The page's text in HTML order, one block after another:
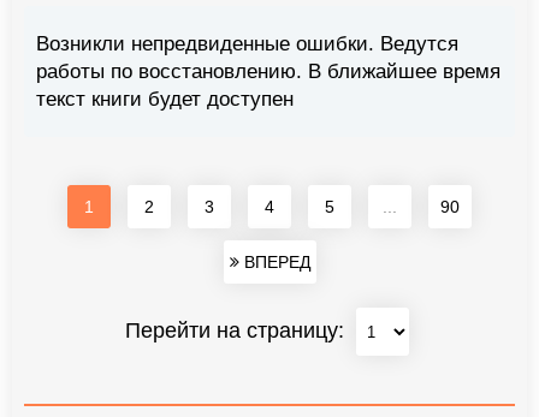
Возникли непредвиденные ошибки. Ведутся
работы по восстановлению. В ближайшее время
текст книги будет доступен
1 2 3 4 5 90
ВПЕРЕД
Перейти на страницу: